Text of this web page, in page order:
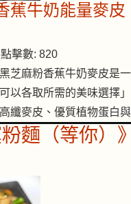
蕉牛奶能量麥皮
點擊數: 820
芝麻粉香蕉牛奶麥皮是
可以各取所需的美味選擇
纖麥皮、優質植物蛋白
粉麵（等你）》